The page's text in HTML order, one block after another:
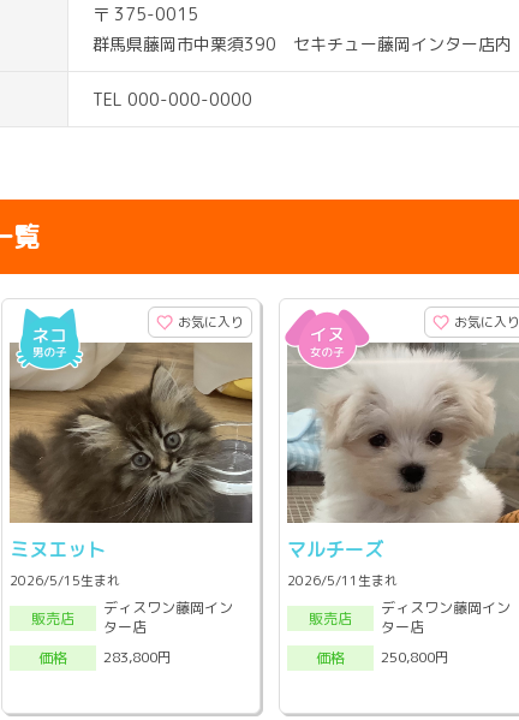
〒 375-0015
群馬県藤岡市中栗須390 セキチュー藤岡インター店内
TEL 000-000-0000
覧
お気に入り
ミヌエット
2026/5/15生まれ
販売店
ディスワン藤岡イン
ター店
価格
283,800円
お気に入り
マルチーズ
2026/5/11生まれ
販売店
ディスワン藤岡イン
ター店
価格
250,800円